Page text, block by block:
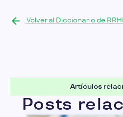
Volver al Diccionario de
Artículos
Posts